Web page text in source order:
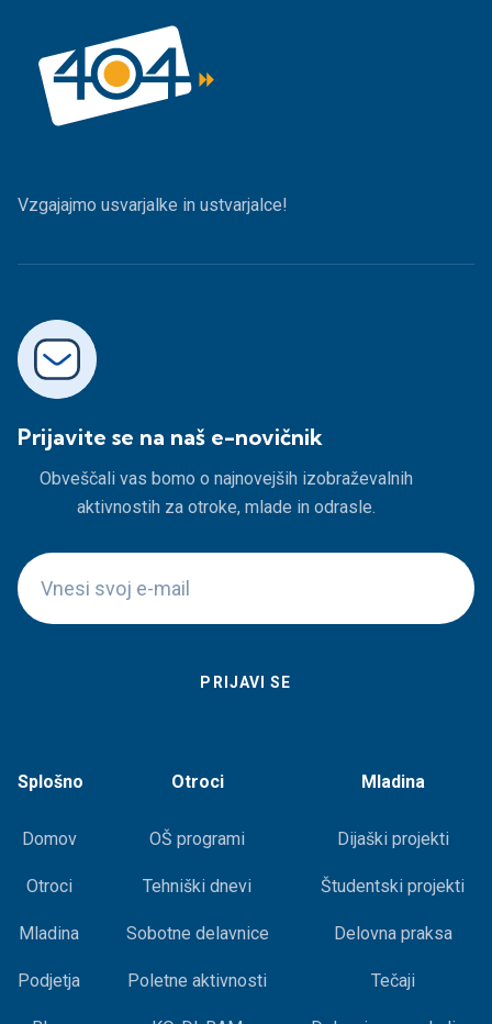
Vzgajajmo usvarjalke in ustvarjalce!
Prijavite se na naš e-novičnik
Obveščali vas bomo o najnovejših izobraževalnih
aktivnostih za otroke, mlade in odrasle.
Splošno
Domov
Otroci
Mladina
Podjetja
Otroci
OŠ programi
Tehniški dnevi
Sobotne delavnice
Poletne aktivnosti
Mladina
Dijaški projekti
Študentski projekti
Delovna praksa
Tečaji